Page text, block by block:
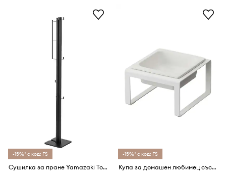
-15%* с код: FS
Сушилка за пране Yamazaki Tower
-15%* с код: FS
Купа за домашен любимец със стойка Yamazaki Tower